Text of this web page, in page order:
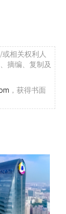
相关权利人
摘编、复制及
，获得书面